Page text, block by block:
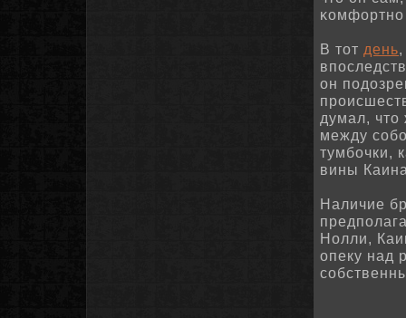
В тот день
он
думал,
между
тумбочки,
вины
Наличие
Нолли,
опеку над